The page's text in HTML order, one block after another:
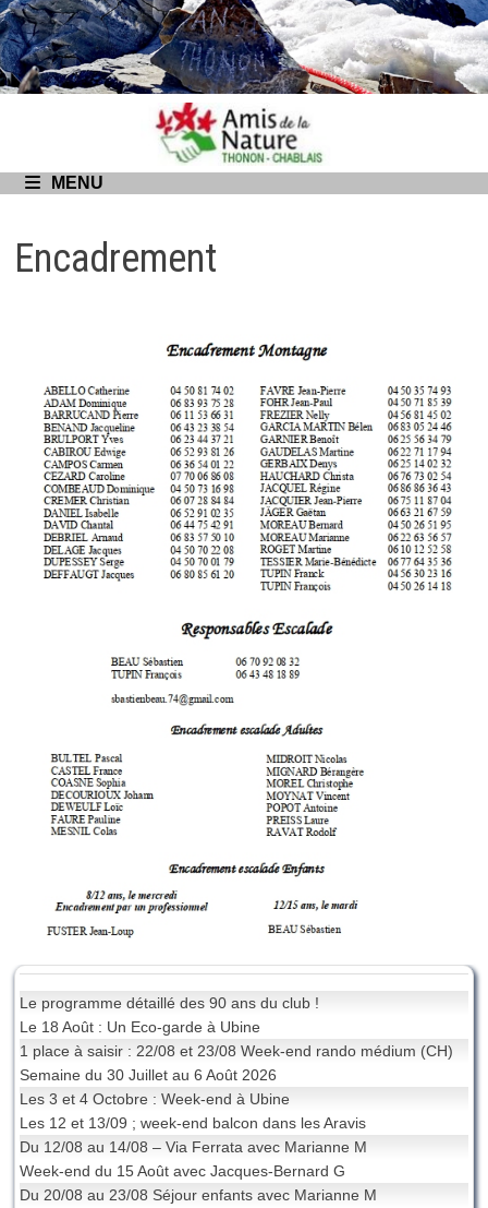
Passer
MENU
Encadrement
Le programme détaillé des 90 ans du club !
Le 18 Août : Un Eco-garde à Ubine
1 place à saisir : 22/08 et 23/08 Week-end rando médium (CH)
Semaine du 30 Juillet au 6 Août 2026
Les 3 et 4 Octobre : Week-end à Ubine
Les 12 et 13/09 ; week-end balcon dans les Aravis
Du 12/08 au 14/08 – Via Ferrata avec Marianne M
Week-end du 15 Août avec Jacques-Bernard G
Du 20/08 au 23/08 Séjour enfants avec Marianne M